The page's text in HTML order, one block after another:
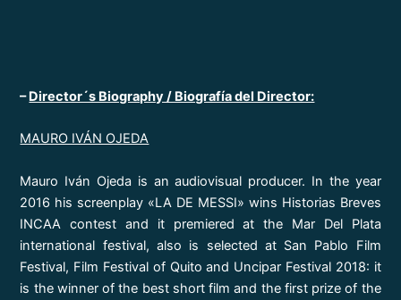
–Director´s Biography / Biografía del Director:
MAURO IVÁN OJEDA
Mauro Iván Ojeda is an audiovisual producer. In the year
2016 his screenplay «LA DE MESSI» wins Historias Breves
INCAA contest and it premiered at the Mar Del Plata
international festival, also is selected at San Pablo Film
Festival, Film Festival of Quito and Uncipar Festival 2018: it
is the winner of the best short film and the first prize of the